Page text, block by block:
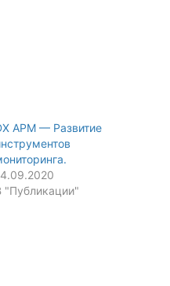
APM — Развитие
"Публикации"